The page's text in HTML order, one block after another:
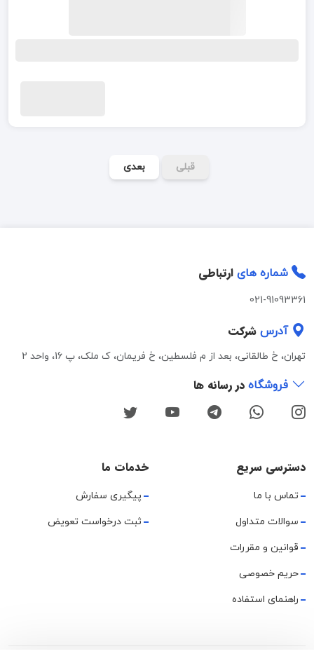
قبلی بعدی
شماره های ارتباطی
021-91093361
آدرس شرکت
تهران، خ طالقانی، بعد از م فلسطین، خ فریمان، ک ملک، پ 16، واحد 2
فروشگاه در رسانه ها
دسترسی سریع
تماس با ما
سوالات متداول
قوانین و مقررات
حریم خصوصی
راهنمای استفاده
خدمات ما
پیگیری سفارش
ثبت درخواست تعویض